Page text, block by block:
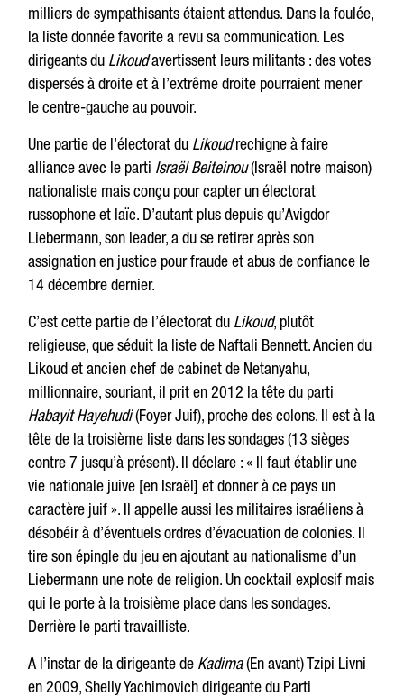
milliers de sympathisants étaient attendus. Dans la foulée,
la liste donnée favorite a revu sa communication. Les
dirigeants du Likoudavertissent leurs militants : des votes
dispersés à droite et à l’extrême droite pourraient mener
le centre-gauche au pouvoir.
Une partie de l’électorat du Likoudrechigne à faire
alliance avec le parti Israël Beiteinou(Israël notre maison)
nationaliste mais conçu pour capter un électorat
russophone et laïc. D’autant plus depuis qu’Avigdor
Liebermann, son leader, a du se retirer après son
assignation en justice pour fraude et abus de confiance le
14 décembre dernier.
C’est cette partie de l’électorat du Likoud, plutôt
religieuse, que séduit la liste de Naftali Bennett. Ancien du
Likoud et ancien chef de cabinet de Netanyahu,
millionnaire, souriant, il prit en 2012 la tête du parti
Habayit Hayehudi(Foyer Juif), proche des colons. Il est à la
tête de la troisième liste dans les sondages (13 sièges
contre 7 jusqu’à présent). Il déclare : « Il faut établir une
vie nationale juive [en Israël] et donner à ce pays un
caractère juif ». Il appelle aussi les militaires israéliens à
désobéir à d’éventuels ordres d’évacuation de colonies. Il
tire son épingle du jeu en ajoutant au nationalisme d’un
Liebermann une note de religion. Un cocktail explosif mais
qui le porte à la troisième place dans les sondages.
Derrière le parti travailliste.
A l’instar de la dirigeante de Kadima(En avant) Tzipi Livni
en 2009, Shelly Yachimovich dirigeante du Parti